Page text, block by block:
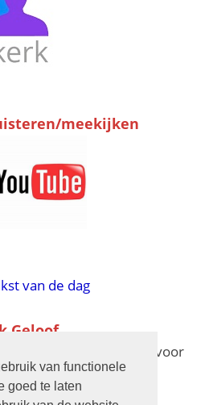
van functionele
goed te laten
meekijken
van de dag
Geloof
voor
in 2025 en 2026